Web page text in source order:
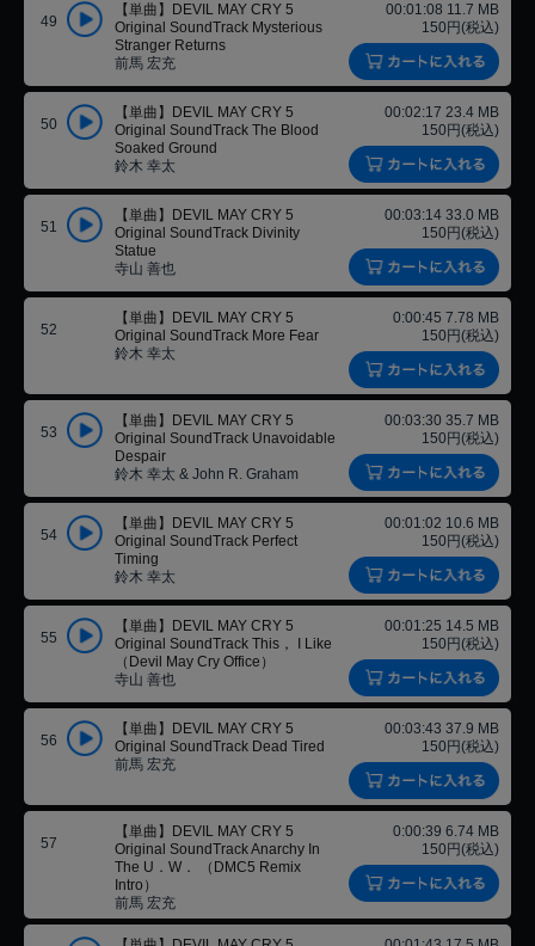
49
【単曲】DEVIL MAY CRY 5
Original SoundTrack Mysterious
Stranger Returns
前馬 宏充
00:01:08 11.7 MB
150円(税込)
50
【単曲】DEVIL MAY CRY 5
Original SoundTrack The Blood
Soaked Ground
鈴木 幸太
00:02:17 23.4 MB
150円(税込)
51
【単曲】DEVIL MAY CRY 5
Original SoundTrack Divinity
Statue
寺山 善也
00:03:14 33.0 MB
150円(税込)
52
【単曲】DEVIL MAY CRY 5
Original SoundTrack More Fear
鈴木 幸太
0:00:45 7.78 MB
150円(税込)
53
【単曲】DEVIL MAY CRY 5
Original SoundTrack Unavoidable
Despair
鈴木 幸太 & John R. Graham
00:03:30 35.7 MB
150円(税込)
54
【単曲】DEVIL MAY CRY 5
Original SoundTrack Perfect
Timing
鈴木 幸太
00:01:02 10.6 MB
150円(税込)
55
【単曲】DEVIL MAY CRY 5
Original SoundTrack This， I Like
（Devil May Cry Office）
寺山 善也
00:01:25 14.5 MB
150円(税込)
56
【単曲】DEVIL MAY CRY 5
Original SoundTrack Dead Tired
前馬 宏充
00:03:43 37.9 MB
150円(税込)
57
【単曲】DEVIL MAY CRY 5
Original SoundTrack Anarchy In
The U．W． （DMC5 Remix
Intro）
前馬 宏充
0:00:39 6.74 MB
150円(税込)